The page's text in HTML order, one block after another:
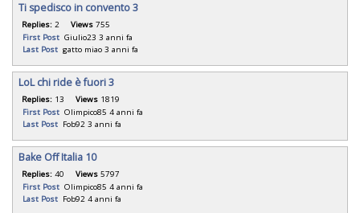
Ti spedisco in convento 3
Replies: 2 Views 755
First Post Giulio23 3 anni fa
Last Post gatto miao 3 anni fa
LoL chi ride è fuori 3
Replies: 13 Views 1819
First Post Olimpico85 4 anni fa
Last Post Fob92 3 anni fa
Bake Off Italia 10
Replies: 40 Views 5797
First Post Olimpico85 4 anni fa
Last Post Fob92 4 anni fa